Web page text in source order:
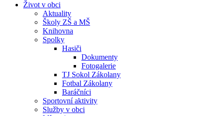
Život v obci
Aktuality
Školy ZŠ a MŠ
Knihovna
Spolky
Hasiči
Dokumenty
Fotogalerie
TJ Sokol Zákolany
Fotbal Zákolany
Baráčníci
Sportovní aktivity
Služby v obci